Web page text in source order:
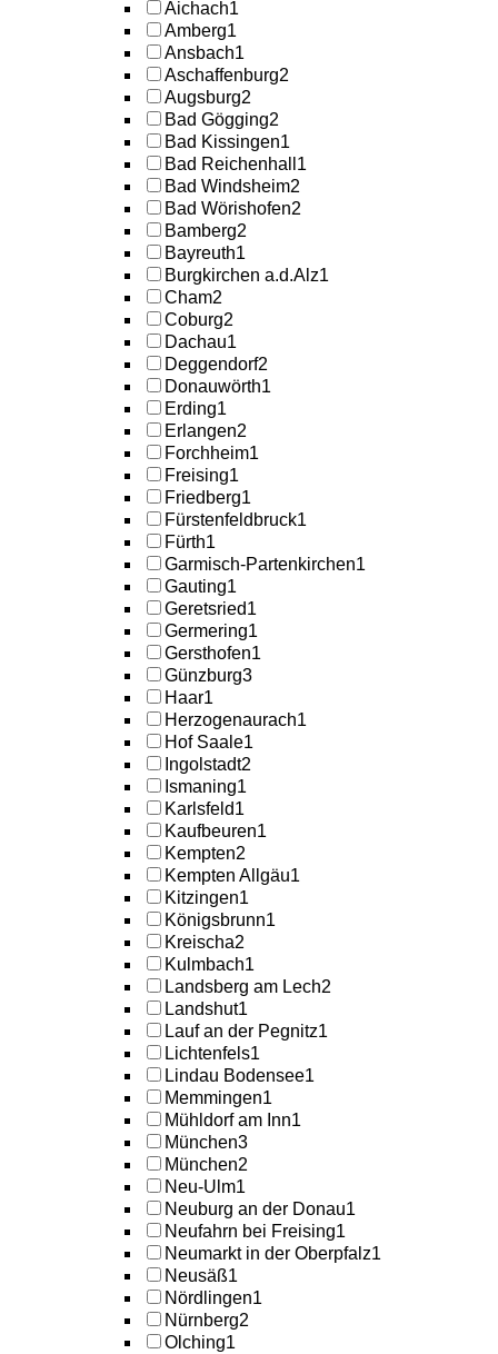
Aichach1
Amberg1
Ansbach1
Aschaffenburg2
Augsburg2
Bad Gögging2
Bad Kissingen1
Bad Reichenhall 1
Bad Windsheim2
Bad Wörishofen2
Bamberg2
Bayreuth1
Burgkirchen a.d.Alz1
Cham2
Coburg2
Dachau1
Deggendorf2
Donauwörth1
Erding1
Erlangen2
Forchheim1
Freising1
Friedberg1
Fürstenfeldbruck1
Fürth1
Garmisch-Partenkirchen1
Gauting1
Geretsried1
Germering1
Gersthofen1
Günzburg3
Haar1
Herzogenaurach1
Hof Saale1
Ingolstadt2
Ismaning1
Karlsfeld1
Kaufbeuren1
Kempten2
Kempten Allgäu1
Kitzingen1
Königsbrunn1
Kreischa2
Kulmbach1
Landsberg am Lech2
Landshut1
Lauf an der Pegnitz1
Lichtenfels1
Lindau Bodensee1
Memmingen1
Mühldorf am Inn1
München3
München2
Neu-Ulm1
Neuburg an der Donau1
Neufahrn bei Freising1
Neumarkt in der Oberpfalz1
Neusäß1
Nördlingen1
Nürnberg2
Olching1